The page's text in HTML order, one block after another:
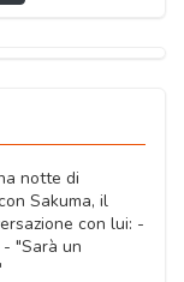
notte di
Sakuma, il
con lui: -
"Sarà un